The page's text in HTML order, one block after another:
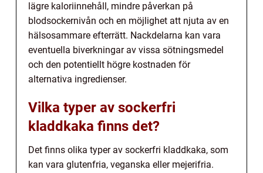
lägre kaloriinnehåll, mindre påverkan på
blodsockernivån och en möjlighet att njuta av en
hälsosammare efterrätt. Nackdelarna kan vara
eventuella biverkningar av vissa sötningsmedel
och den potentiellt högre kostnaden för
alternativa ingredienser.
Vilka typer av sockerfri
kladdkaka finns det?
Det finns olika typer av sockerfri kladdkaka, som
kan vara glutenfria, veganska eller mejerifria.